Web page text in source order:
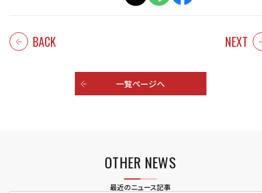
BACK NEXT
一覧ページへ
OTHER NEWS
最近のニュース記事